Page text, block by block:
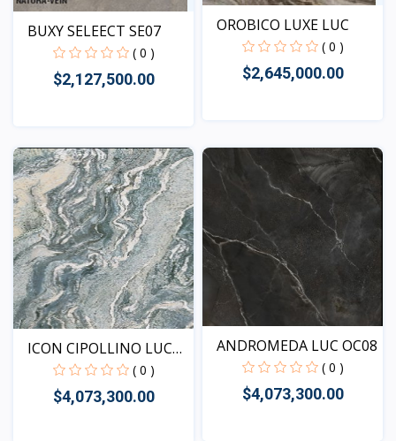
BUXY SELEECT SE07
( 0 )
$2,127,500.00
Vista
OROBICO LUXE LUC
( 0 )
$2,645,000.00
ICON CIPOLLINO LUC
MB25
( 0 )
$4,073,300.00
ANDROMEDA LUC OC08
( 0 )
$4,073,300.00